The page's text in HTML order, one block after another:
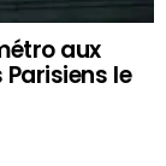
aux
le